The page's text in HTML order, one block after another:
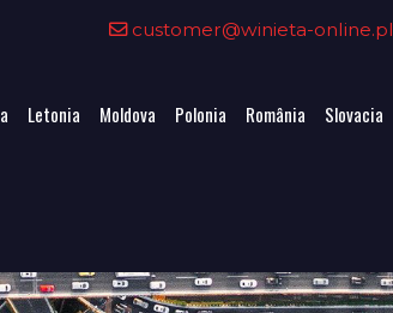
customer@winieta-online.pl
Letonia Moldova Polonia România Slovacia